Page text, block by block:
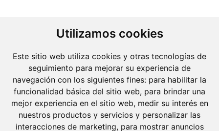
Utilizamos cookies
Este sitio web utiliza cookies y otras tecnologías de
seguimiento para mejorar su experiencia de
navegación con los siguientes fines: para habilitar la
funcionalidad básica del sitio web, para brindar una
mejor experiencia en el sitio web, medir su interés en
nuestros productos y servicios y personalizar las
interacciones de marketing, para mostrar anuncios